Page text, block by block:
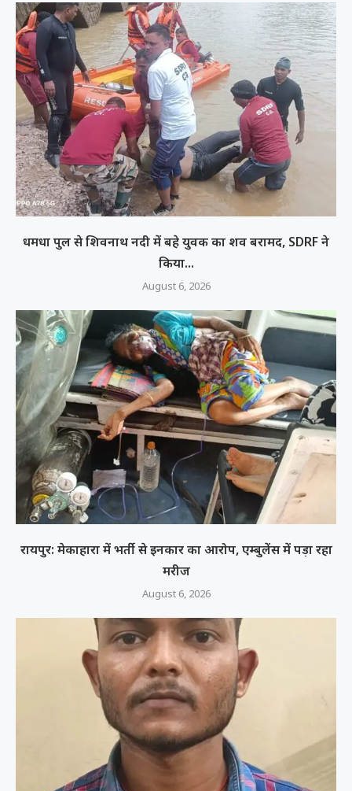
धमधा पुल से शिवनाथ नदी में बहे युवक का शव बरामद, SDRF ने
किया...
August 6, 2026
रायपुर: मेकाहारा में भर्ती से इनकार का आरोप, एम्बुलेंस में पड़ा रहा
मरीज
August 6, 2026